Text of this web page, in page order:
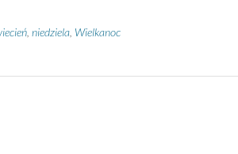
, niedziela, Wielkanoc